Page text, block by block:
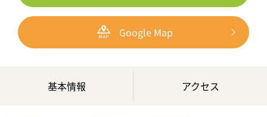
Google Map
基本情報 アクセス